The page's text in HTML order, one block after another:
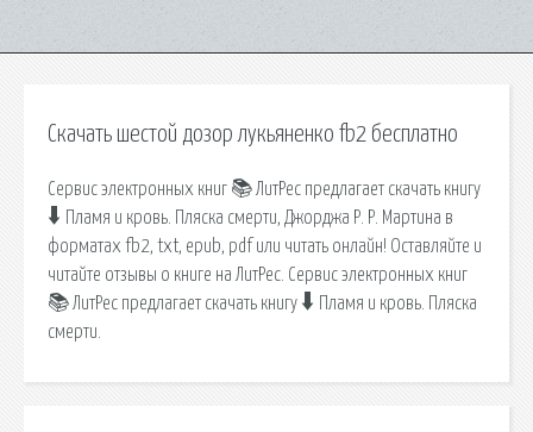
Скачать шестой дозор лукьяненко fb2 бесплатно
Сервис электронных книг 📚 ЛитРес предлагает скачать книгу
🠳 Пламя и кровь. Пляска смерти, Джорджа Р. Р. Мартина в
форматах fb2, txt, epub, pdf или читать онлайн! Оставляйте и
читайте отзывы о книге на ЛитРес. Сервис электронных книг
📚 ЛитРес предлагает скачать книгу 🠳 Пламя и кровь. Пляска
смерти.